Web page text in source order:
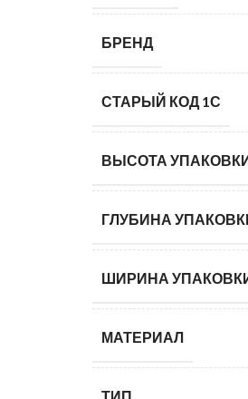
БРЕНД
СТАРЫЙ КОД 1С
ВЫСОТА
ГЛУБИНА
ШИРИНА
МАТЕРИАЛ